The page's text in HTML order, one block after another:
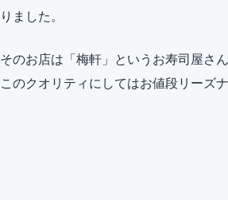
りました。
そのお店は「梅軒」というお寿司屋さ
このクオリティにしてはお値段リーズ